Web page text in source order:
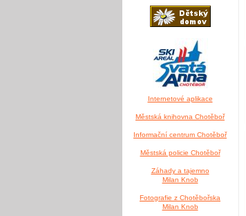
Internetové aplikace
Městská knihovna Chotěboř
Informační centrum Chotěboř
Městská policie Chotěboř
Záhady a tajemno
Milan Knob
Fotografie z Chotěbořska
Milan Knob